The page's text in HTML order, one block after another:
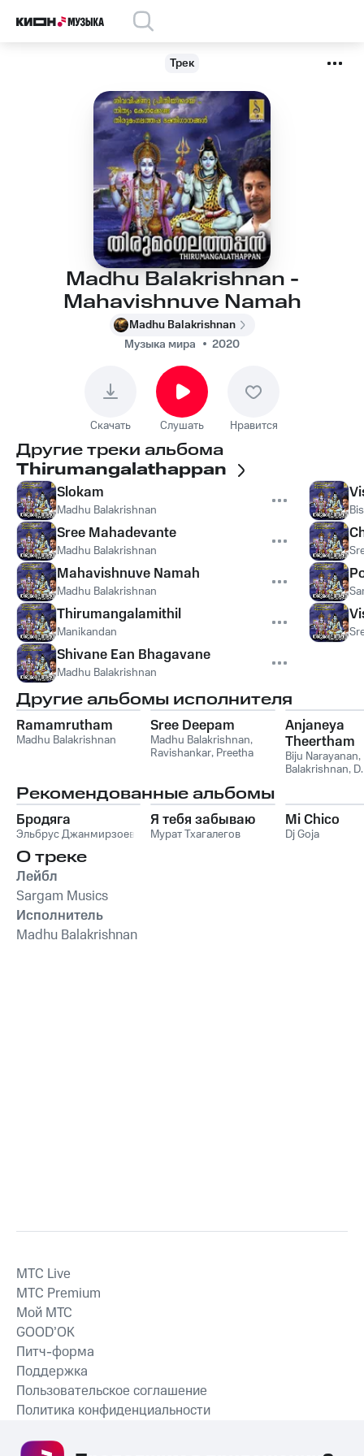
Трек
Madhu Balakrishnan -
Mahavishnuve Namah
Madhu Balakrishnan
Музыка мира
2020
Скачать Слушать Нравится
Другие треки альбома
Thirumangalathappan
Slokam
Madhu Balakrishnan
Sree Mahadevante
Madhu Balakrishnan
Mahavishnuve Namah
Madhu Balakrishnan
Thirumangalamithil
Manikandan
Shivane Ean Bhagavane
Madhu Balakrishnan
Другие альбомы исполнителя
Ramamrutham
Madhu Balakrishnan
Sree Deepam
Madhu Balakrishnan,
Ravishankar, Preetha
Anjaneya
Theertham
Biju Narayanan,
Balakrishnan, D.
Рекомендованные альбомы
Бродяга
Эльбрус Джанмирзоев
Я тебя забываю
Мурат Тхагалегов
Mi Chico
Dj Goja
О треке
Лейбл
Sargam Musics
Исполнитель
Madhu Balakrishnan
MTС Live
MTС Premium
Мой МТС
GOOD’OK
Питч-форма
Поддержка
Пользовательское соглашение
Политика конфиденциальности